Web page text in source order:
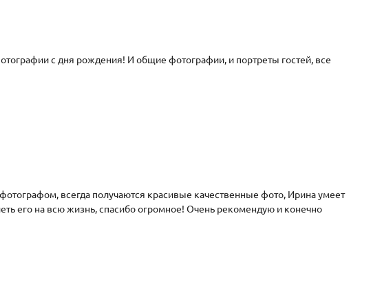
с дня рождения! И общие фотографии, и портреты гостей, все
всегда получаются красивые качественные фото, Ирина умеет
его на всю жизнь, спасибо огромное! Очень рекомендую и конечно